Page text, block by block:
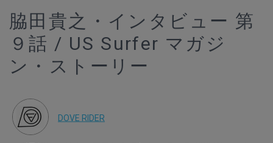
脇田貴之・インタビュー 第
９話 / US Surfer マガジ
ン・ストーリー
DOVE RIDER